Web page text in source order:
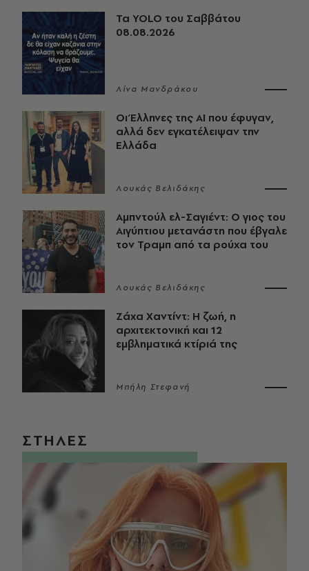
Τα YOLO του Σαββάτου
08.08.2026
Λίνα Μανδράκου
Οι Έλληνες της ΑΙ που έφυγαν,
αλλά δεν εγκατέλειψαν την
Ελλάδα
Λουκάς Βελιδάκης
Αμπντούλ ελ-Σαγιέντ: Ο γιος του
Αιγύπτιου μετανάστη που έβγαλε
τον Τραμπ από τα ρούχα του
Λουκάς Βελιδάκης
Ζάχα Χαντίντ: Η ζωή, η
αρχιτεκτονική και 12
εμβληματικά κτίριά της
Μπήλη Στεφανή
ΣΤΗΛΕΣ